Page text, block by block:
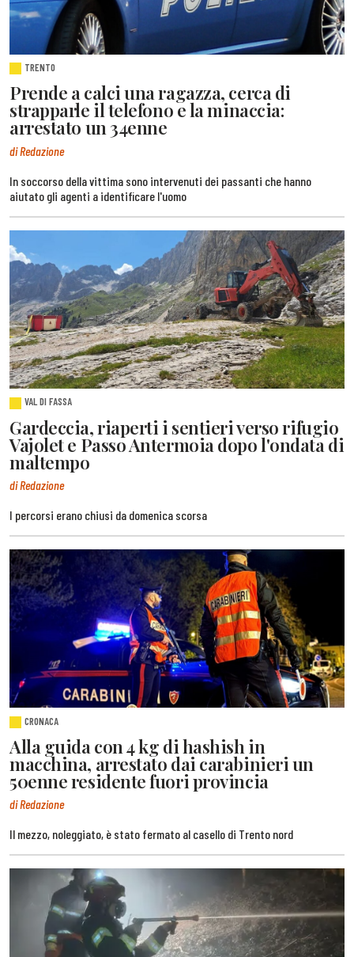
TRENTO
Prende a calci una ragazza, cerca di
strapparle il telefono e la minaccia:
arrestato un 34enne
di Redazione
In soccorso della vittima sono intervenuti dei passanti che hanno
aiutato gli agenti a identificare l'uomo
VAL DI FASSA
Gardeccia, riaperti i sentieri verso rifugio
Vajolet e Passo Antermoia dopo l'ondata di
maltempo
di Redazione
I percorsi erano chiusi da domenica scorsa
CRONACA
Alla guida con 4 kg di hashish in
macchina, arrestato dai carabinieri un
50enne residente fuori provincia
di Redazione
Il mezzo, noleggiato, è stato fermato al casello di Trento nord